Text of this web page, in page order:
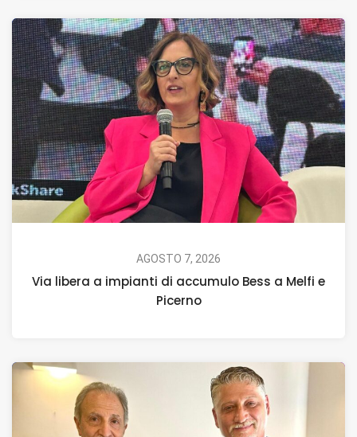
AGOSTO 7, 2026
Via libera a impianti di accumulo Bess a Melfi e
Picerno